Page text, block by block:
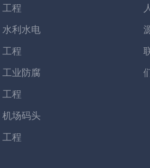
工程
水利水电
工程
工业防腐
工程
机场码头
工程